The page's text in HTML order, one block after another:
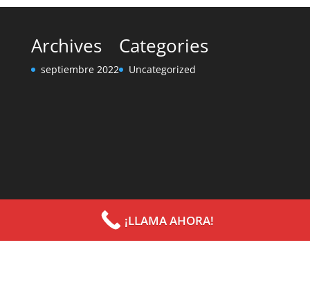
Archives
septiembre 2022
Categories
Uncategorized
¡LLAMA AHORA!